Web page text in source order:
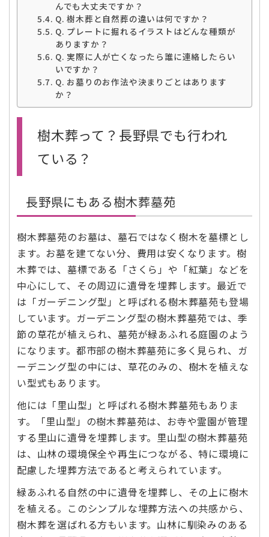
んでも大丈夫ですか？
Q. 樹木葬と自然葬の違いは何ですか？
Q. プレートに掘れるイラストはどんな種類が
ありますか？
Q. 実際に人が亡くなったら誰に連絡したらい
いですか？
Q. お墓りのお作法や決まりごとはあります
か？
樹木葬って？長野県でも行われ
ている？
長野県にもある樹木葬墓苑
樹木葬墓苑のお墓は、墓石ではなく樹木を墓標とし
ます。お墓を建てない分、費用は安くなります。樹
木葬では、墓標である「さくら」や「紅葉」などを
中心にして、その周辺に遺骨を埋葬します。最近で
は「ガーデニング型」と呼ばれる樹木葬墓苑も登場
しています。ガーデニング型の樹木葬墓苑では、季
節の草花が植えられ、墓苑が緑あふれる庭園のよう
になります。都市部の樹木葬墓苑に多く見られ、ガ
ーデニング型の中には、草花のみの、樹木を植えな
い型式もあります。
他には「里山型」と呼ばれる樹木葬墓苑もありま
す。「里山型」の樹木葬墓苑は、お寺や霊園が管理
する里山に遺骨を埋葬します。里山型の樹木葬墓苑
は、山林の環境保全や再生につながる、特に環境に
配慮した埋葬方法であると考えられています。
緑あふれる自然の中に遺骨を埋葬し、その上に樹木
を植える。このシンプルな埋葬方法への共感から、
樹木葬を選ばれる方もいます。山林に馴染みのある